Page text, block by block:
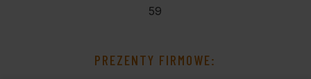
59
PREZENTY FIRMOWE: